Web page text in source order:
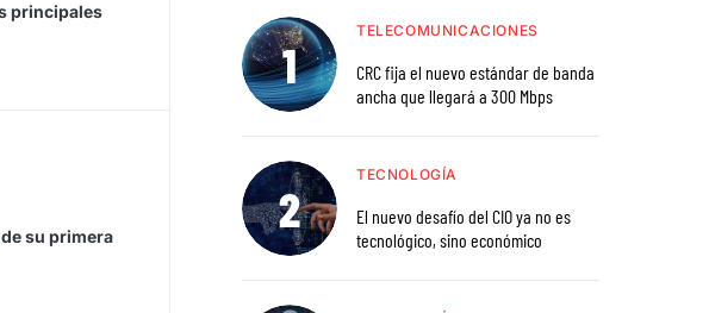
principales
su primera
TELECOMUNICACIONES
CRC fija el nuevo estándar de banda
ancha que llegará a 300 Mbps
TECNOLOGÍA
El nuevo desafío del CIO ya no es
tecnológico, sino económico